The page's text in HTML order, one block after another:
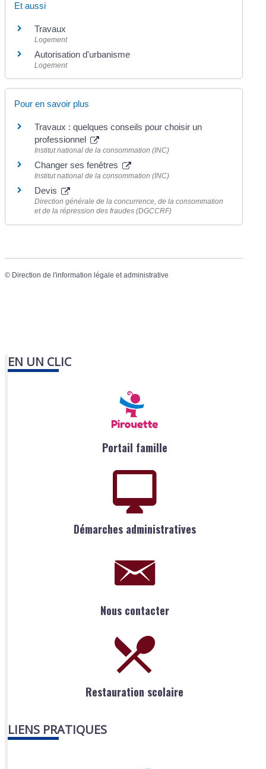
Et aussi
Travaux
Logement
Autorisation d'urbanisme
Logement
Pour en savoir plus
Travaux : quelques conseils pour choisir un
professionnel
Institut national de la consommation (INC)
Changer ses fenêtres
Institut national de la consommation (INC)
Devis
Direction générale de la concurrence, de la consommation
et de la répression des fraudes (DGCCRF)
© Direction de l'information légale et administrative
EN UN CLIC
Portail famille
Démarches administratives
Nous contacter
Restauration scolaire
LIENS PRATIQUES